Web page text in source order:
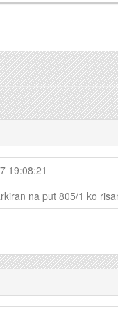
19:08:21
na put 805/1 ko